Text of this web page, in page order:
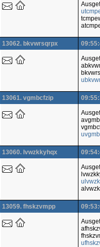
13062. bkvwrsqrpx
13061. vgmbcfzip
13060. lvwzkkyhqx
13059. fhskzvmpp